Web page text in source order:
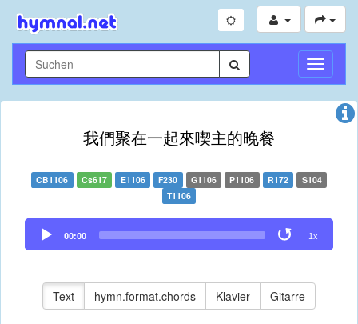
我們聚在一起來喫主的晚餐
CB1106 Cs617 E1106 F230 G1106 P1106 R172
S104
T1106
Audio
Player
00:00 1x
Text hymn.format.chords Klavier Gitarre